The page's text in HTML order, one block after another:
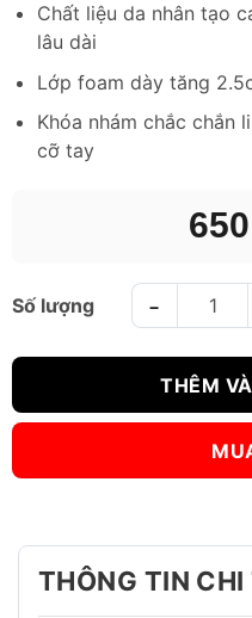
Chất liệu da nhân tạo
lâu dài
Lớp foam dày tăng
Khóa nhám chắc chắn
cỡ tay
Đích đấm Boxing BN Beetles
THÊM
THÔNG TIN CHI